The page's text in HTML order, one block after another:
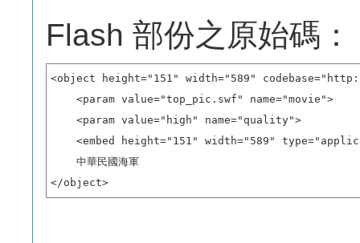
Flash 部份之原始碼：
<object height="151" width="589"
    <param value="top_pic.swf" name="movie">
    <param value="high" name="quality">
<embed height="151" width="589"
    中華民國海軍
</object>